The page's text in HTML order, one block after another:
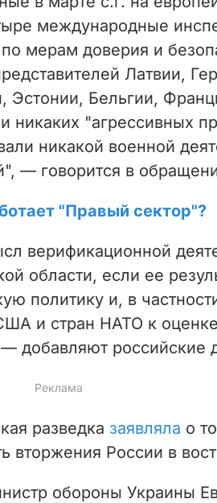
i
d
e
o
международные
мерам доверия и
Латвии,
Эстонии, Бельгии,
никаких "агрессивных
никакой военной
— говорится в
"Правый сектор"?
верификационной
области, если ее
политику и, в
и стран НАТО к оценке
добавляют российские
разведка заявляла о
вторжения России в
обороны Украины